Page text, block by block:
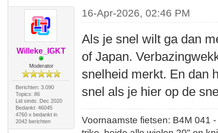
Willeke_IGKT
Moderator
Berichten: 3.090
Topics: 86
Lid sinds: Dec 2020
Bedankt: 46045
4760 x bedankt in
2042 berichten
16-Apr-2026, 02:46 PM
Als je snel wilt ga dan
of Japan.
snelheid merkt. En dan
snel als je hier op de
Voornaamste fietsen: B4M